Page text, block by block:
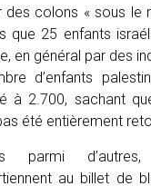
colons « sous le
que 25 enfants
en général par des
d’enfants
à 2.700, sachant
été entièrement
parmi d’autres,
au billet de